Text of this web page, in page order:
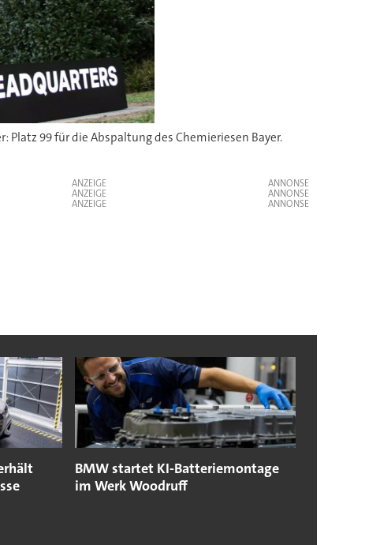
99 für die Abspaltung des Chemieriesen Bayer.
ANZEIGE
ANZEIGE
ANZEIGE
BMW startet KI-Batteriemontage
im Werk Woodruff